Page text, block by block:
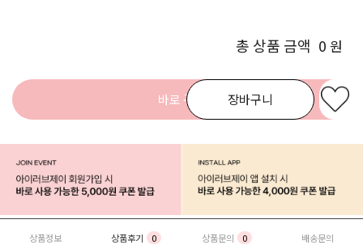
총 상품 금액 0 원
장바구니
바로 구매
상품정보 상품후기 0 상품문의 0 배송문의